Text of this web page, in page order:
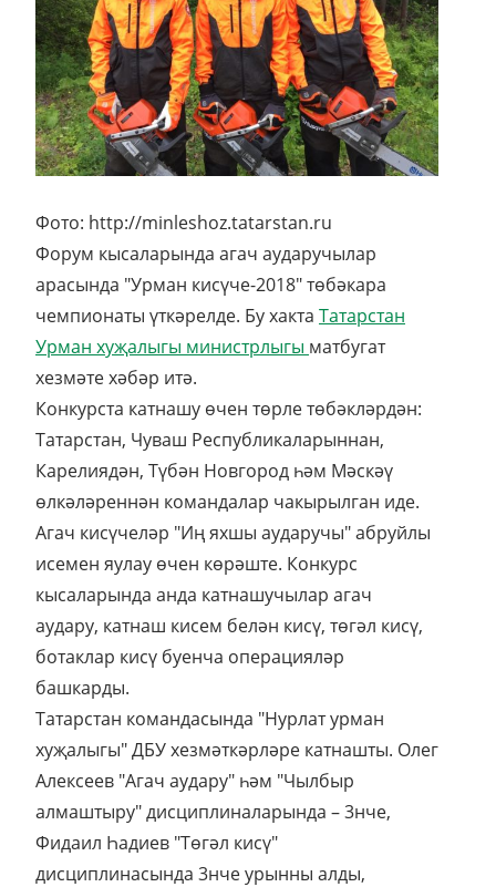
Фото: http://minleshoz.tatarstan.ru
Форум кысаларында агач аударучылар
арасында "Урман кисүче-2018" төбәкара
чемпионаты үткәрелде. Бу хакта Татарстан
Урман хуҗалыгы министрлыгы матбугат
хезмәте хәбәр итә.
Конкурста катнашу өчен төрле төбәкләрдән:
Татарстан, Чуваш Республикаларыннан,
Карелиядән, Түбән Новгород һәм Мәскәү
өлкәләреннән командалар чакырылган иде.
Агач кисүчеләр "Иң яхшы аударучы" абруйлы
исемен яулау өчен көрәште. Конкурс
кысаларында анда катнашучылар агач
аудару, катнаш кисем белән кисү, төгәл кисү,
ботаклар кисү буенча операцияләр
башкарды.
Татарстан командасында "Нурлат урман
хуҗалыгы" ДБУ хезмәткәрләре катнашты. Олег
Алексеев "Агач аудару" һәм "Чылбыр
алмаштыру" дисциплиналарында – 3нче,
Фидаил Һадиев "Төгәл кисү"
дисциплинасында 3нче урынны алды,